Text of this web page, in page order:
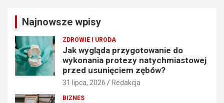
Najnowsze wpisy
ZDROWIE I URODA
Jak wygląda przygotowanie do
wykonania protezy natychmiastowej
przed usunięciem zębów?
31 lipca, 2026 Redakcja
BIZNES